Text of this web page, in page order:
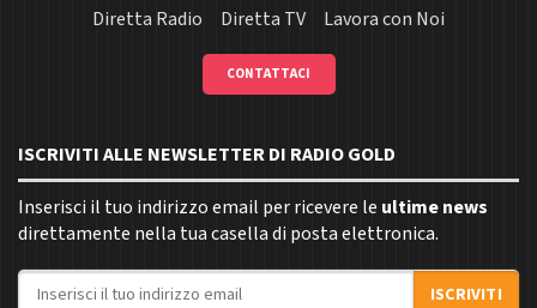
Diretta Radio
Diretta TV Lavora con Noi
CONTATTACI
ISCRIVITI ALLE NEWSLETTER DI RADIO GOLD
Inserisci il tuo indirizzo email per ricevere le ultime news
direttamente nella tua casella di posta elettronica.
Indirizzo email
ISCRIVITI